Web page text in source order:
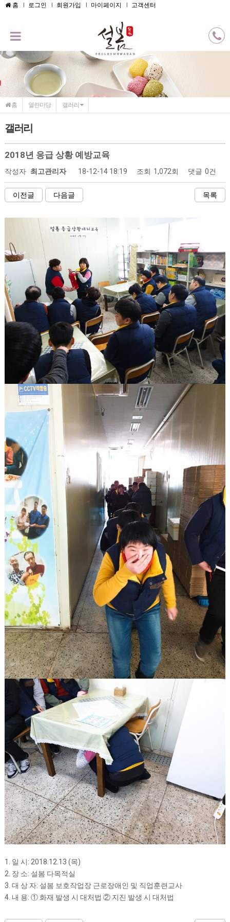
메인콘텐츠 바로가기
홈 로그인 회원가입 마이페이지 고객센터
홈 열린마당 갤러리
갤러리
2018년 응급 상황 예방교육
작성자 최고관리자 18-12-14 18:19 조회 1,072회 댓글 0건
이전글 다음글 목록
1. 일 시: 2018.12.13 (목)
2. 장 소: 설봄 다목적실
3. 대 상 자: 설봄 보호작업장 근로장애인 및 직업훈련교사
4. 내 용: ① 화재 발생 시 대처법 ② 지진 발생 시 대처법